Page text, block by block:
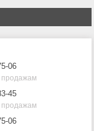
06
45
06